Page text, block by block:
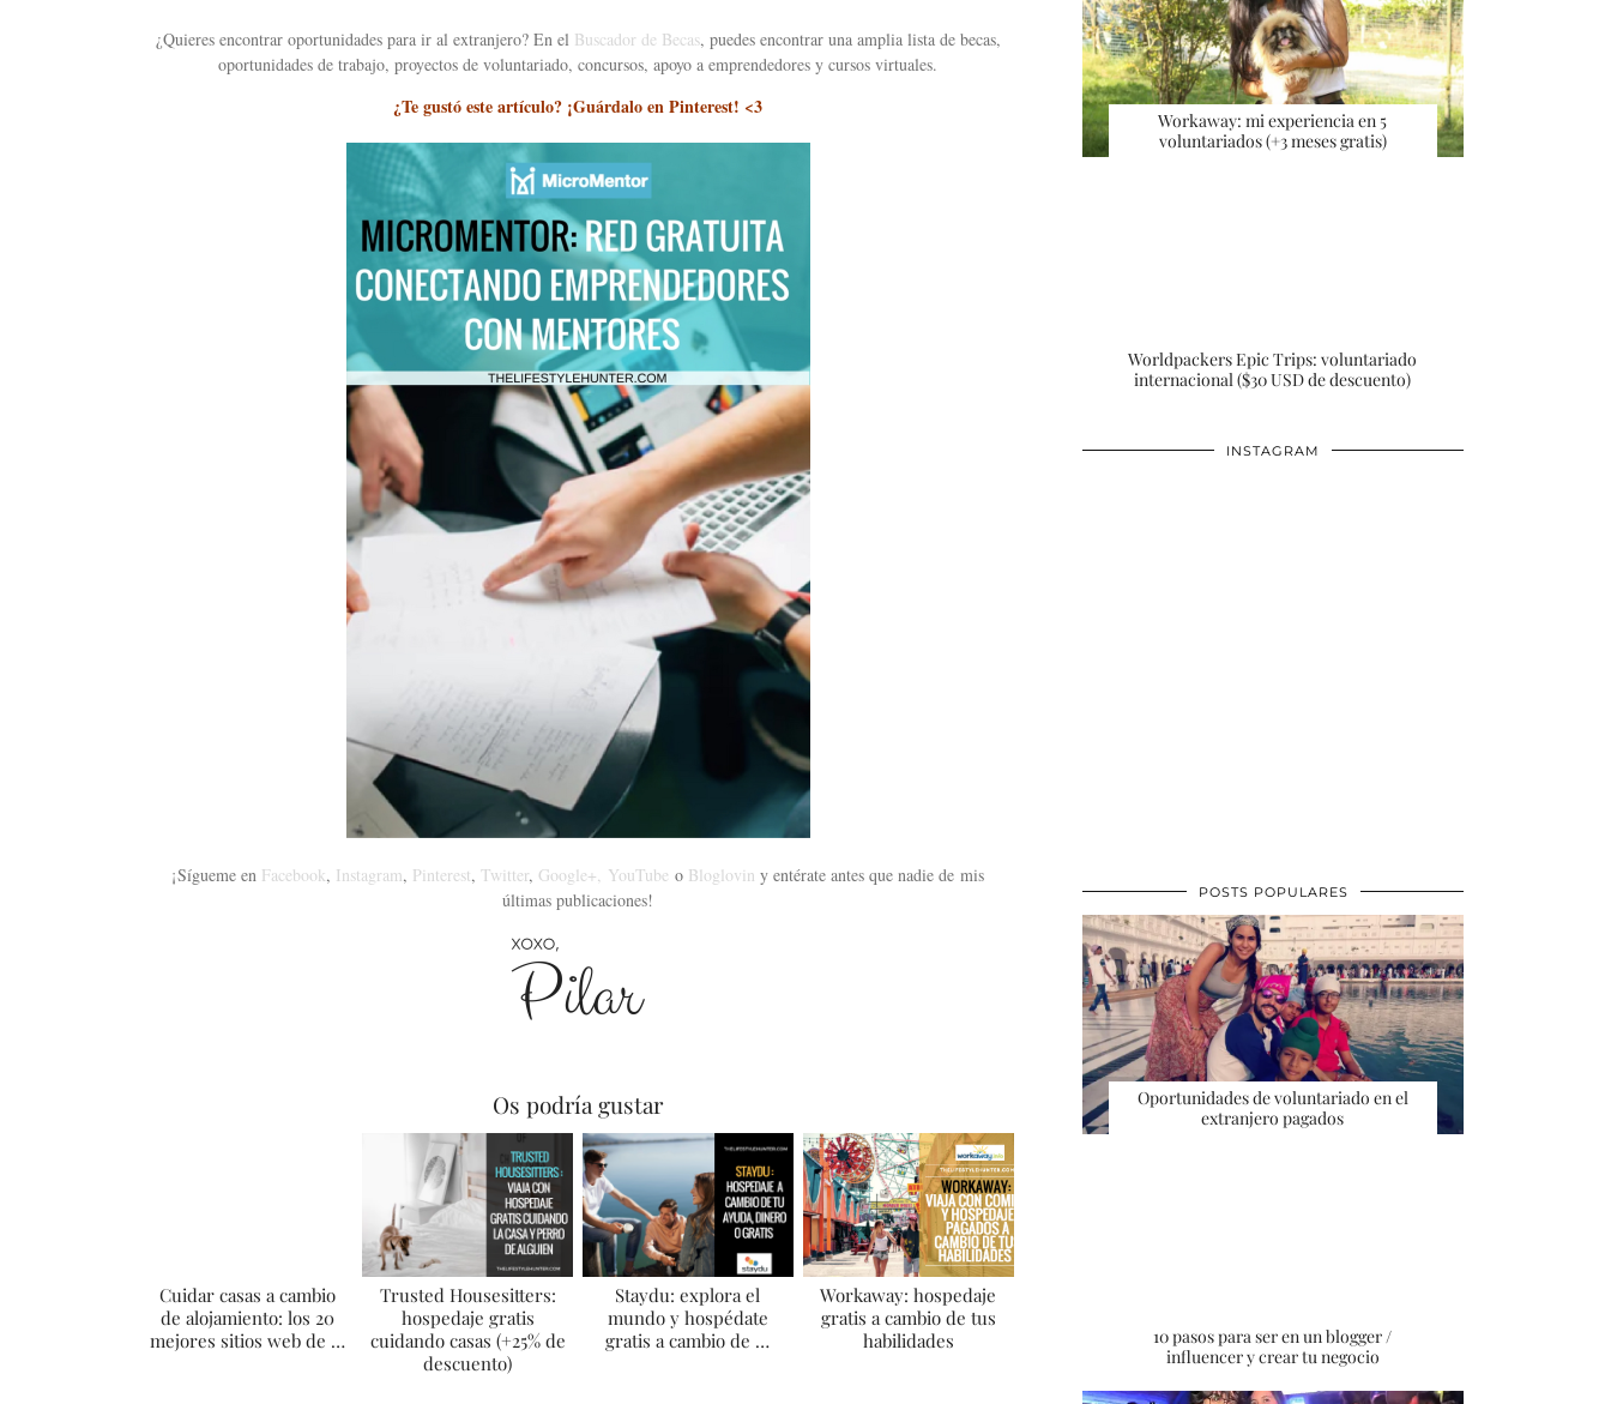
¿Quieres encontrar oportunidades para ir al extranjero? En el Buscador de Becas, puedes encontrar una amplia lista de becas,
oportunidades de trabajo, proyectos de voluntariado, concursos, apoyo a emprendedores y cursos virtuales.
¿Te gustó este artículo? ¡Guárdalo en Pinterest! <3
¡Sígueme en Facebook, Instagram, Pinterest, Twitter, Google+, YouTube o Bloglovin y entérate antes que nadie de mis
últimas publicaciones!
Os podría gustar
Cuidar casas a cambio
de alojamiento: los 20
mejores sitios web de …
Trusted Housesitters:
hospedaje gratis
cuidando casas (+25% de
descuento)
Staydu: explora el
mundo y hospédate
gratis a cambio de …
Workaway: hospedaje
gratis a cambio de tus
habilidades
Workaway: mi experiencia en 5
voluntariados (+3 meses gratis)
Worldpackers Epic Trips: voluntariado
internacional ($30 USD de descuento)
INSTAGRAM
POSTS POPULARES
Oportunidades de voluntariado en el
extranjero pagados
10 pasos para ser en un blogger /
influencer y crear tu negocio